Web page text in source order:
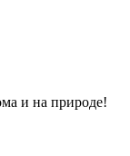
и на природе!